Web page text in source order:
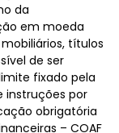
da
em moeda
títulos
de ser
fixado pela
instruções por
obrigatória
– COAF